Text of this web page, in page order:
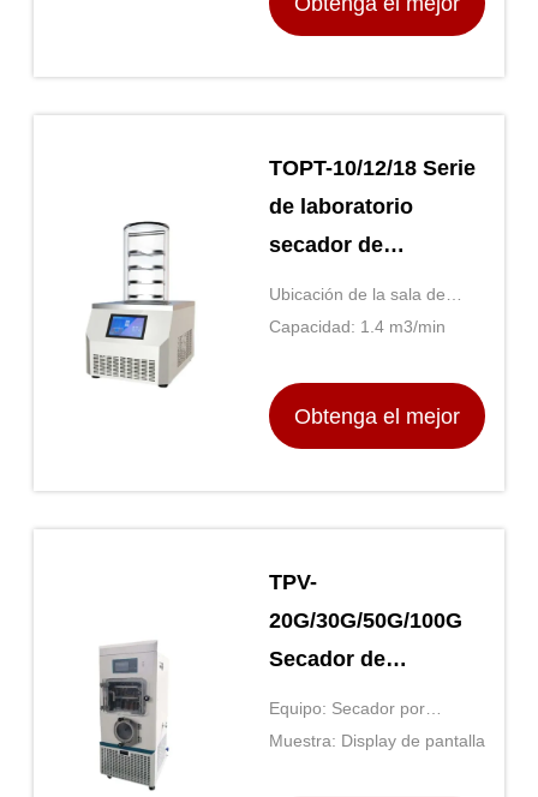
TOPT-10/12/18 Serie
de laboratorio
secador de
congelación de alta
temperatura y
Ubicación de la sala de
exposición: No hay
Capacidad: 1.4 m3/min
Obtenga el mejor
TPV-
20G/30G/50G/100G
Secador de
congelación para
automatización y
Equipo: Secador por
congelación al vacío
Muestra: Display de pantalla